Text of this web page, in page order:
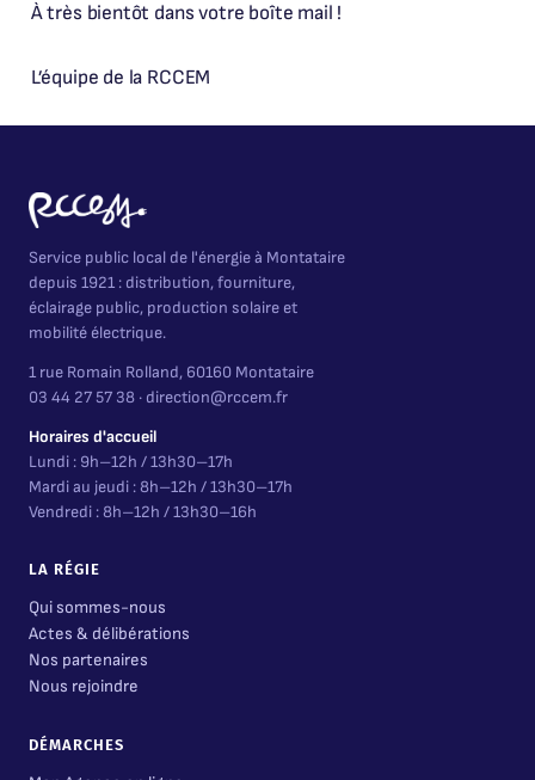
À très bientôt dans votre boîte mail !
L’équipe de la RCCEM
Service public local de l'énergie à Montataire
depuis 1921 : distribution, fourniture,
éclairage public, production solaire et
mobilité électrique.
1 rue Romain Rolland, 60160 Montataire
03 44 27 57 38 · direction@rccem.fr
Horaires d'accueil
Lundi : 9h–12h / 13h30–17h
Mardi au jeudi : 8h–12h / 13h30–17h
Vendredi : 8h–12h / 13h30–16h
LA RÉGIE
Qui sommes-nous
Actes & délibérations
Nos partenaires
Nous rejoindre
DÉMARCHES